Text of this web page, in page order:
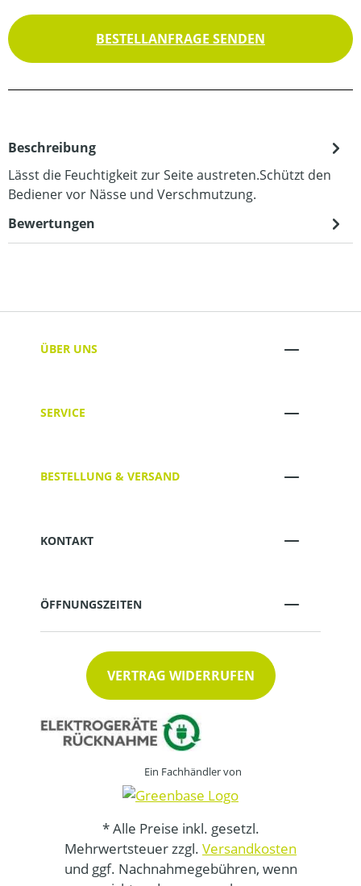
BESTELLANFRAGE SENDEN
Beschreibung
Lässt die Feuchtigkeit zur Seite austreten.Schützt den
Bediener vor Nässe und Verschmutzung.
Bewertungen
ÜBER UNS
SERVICE
BESTELLUNG & VERSAND
KONTAKT
ÖFFNUNGSZEITEN
VERTRAG WIDERRUFEN
Ein Fachhändler von
* Alle Preise inkl. gesetzl.
Mehrwertsteuer zzgl. Versandkosten
und ggf. Nachnahmegebühren, wenn